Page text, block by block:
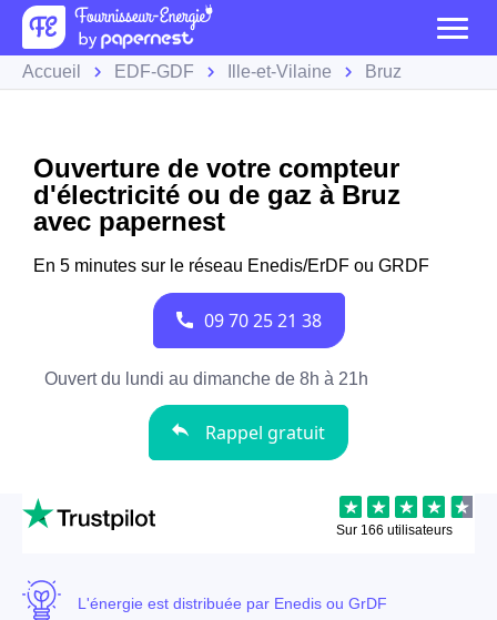
Accueil EDF-GDF Ille-et-Vilaine Bruz